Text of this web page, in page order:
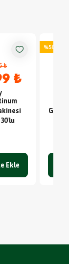
₺
₺
Ekle
%50